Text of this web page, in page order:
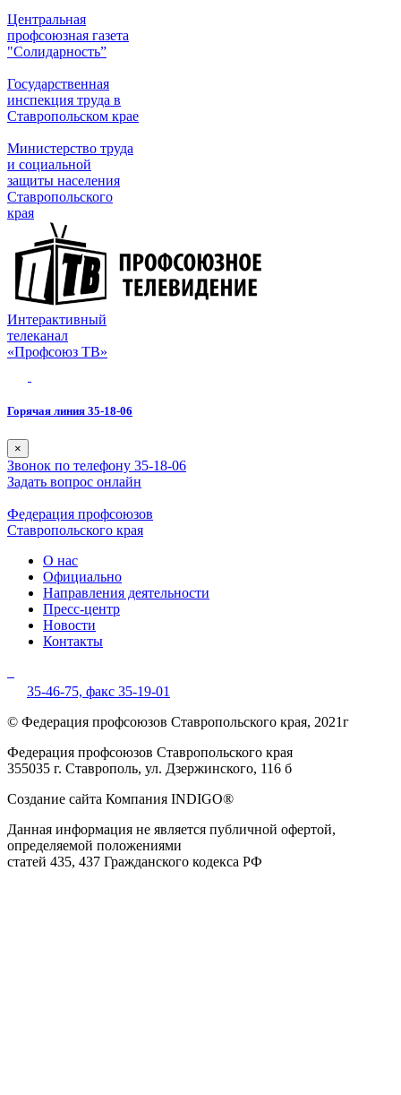
Центральная
профсоюзная газета
"Солидарность”
Государственная
инспекция труда в
Ставропольском крае
Министерство труда
и социальной
защиты населения
Ставропольского
края
Интерактивный
телеканал
«Профсоюз ТВ»
Горячая линия 35-18-06
×
Звонок по телефону 35-18-06
Задать вопрос онлайн
Федерация профсоюзов
Ставропольского края
О нас
Официально
Направления деятельности
Пресс-центр
Новости
Контакты
35-46-75, факс 35-19-01
© Федерация профсоюзов Ставропольского края, 2021г
Федерация профсоюзов Ставропольского края
355035 г. Ставрополь, ул. Дзержинского, 116 б
Создание сайта Компания INDIGO®
Данная информация не является публичной офертой,
определяемой положениями
статей 435, 437 Гражданского кодекса РФ